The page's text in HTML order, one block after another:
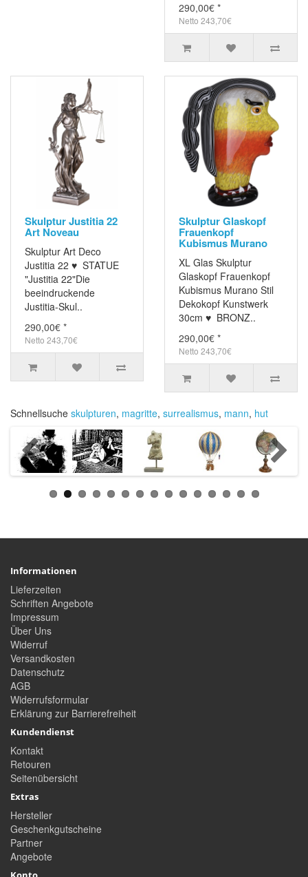
290,00€ *
Netto 243,70€
Skulptur Justitia 22
Art Noveau
Skulptur Art Deco
Justitia 22 ♥ STATUE
"Justitia 22"Die
beeindruckende
Justitia-Skul..
290,00€ *
Netto 243,70€
Skulptur Glaskopf
Frauenkopf
Kubismus Murano
XL Glas Skulptur
Glaskopf Frauenkopf
Kubismus Murano Stil
Dekokopf Kunstwerk
30cm ♥ BRONZ..
290,00€ *
Netto 243,70€
Schnellsuche skulpturen, magritte, surrealismus, mann, hut
Informationen
Lieferzeiten
Schriften Angebote
Impressum
Über Uns
Widerruf
Versandkosten
Datenschutz
AGB
Widerrufsformular
Erklärung zur Barrierefreiheit
Kundendienst
Kontakt
Retouren
Seitenübersicht
Extras
Hersteller
Geschenkgutscheine
Partner
Angebote